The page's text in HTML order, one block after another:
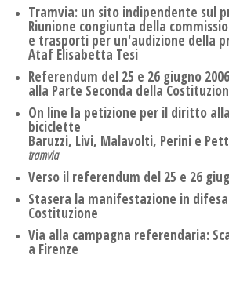
Tramvia: un sito indipendente sul
Riunione congiunta della
e trasporti per un'audizione della
Ataf Elisabetta Tesi
Referendum del 25 e 26 giugno
alla Parte Seconda della
On line la petizione per il diritto
biciclette
Baruzzi, Livi, Malavolti, Perini e
tramvia
Verso il referendum del 25 e 26
Stasera la manifestazione in
Costituzione
Via alla campagna referendaria:
a Firenze